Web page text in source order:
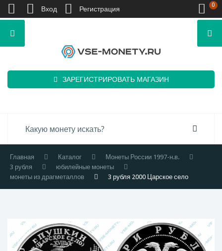
ЗАРЕГИСТРИРОВАТЬ МАГАЗИН
Главная Каталог
Монеты России 1997-н.в.
3 рубля
юбилейные монеты
монеты из драгметаллов
3 рубля 2000 Царское село
Вход Регистрация 0